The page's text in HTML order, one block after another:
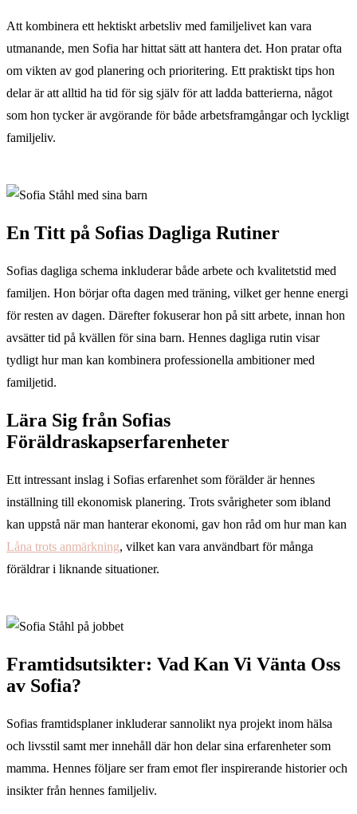
Att kombinera ett hektiskt arbetsliv med familjelivet kan vara
utmanande, men Sofia har hittat sätt att hantera det. Hon pratar ofta
om vikten av god planering och prioritering. Ett praktiskt tips hon
delar är att alltid ha tid för sig själv för att ladda batterierna, något
som hon tycker är avgörande för både arbetsframgångar och lyckligt
familjeliv.
En Titt på Sofias Dagliga Rutiner
Sofias dagliga schema inkluderar både arbete och kvalitetstid med
familjen. Hon börjar ofta dagen med träning, vilket ger henne energi
för resten av dagen. Därefter fokuserar hon på sitt arbete, innan hon
avsätter tid på kvällen för sina barn. Hennes dagliga rutin visar
tydligt hur man kan kombinera professionella ambitioner med
familjetid.
Lära Sig från Sofias
Föräldraskapserfarenheter
Ett intressant inslag i Sofias erfarenhet som förälder är hennes
inställning till ekonomisk planering. Trots svårigheter som ibland
kan uppstå när man hanterar ekonomi, gav hon råd om hur man kan
Låna trots anmärkning, vilket kan vara användbart för många
föräldrar i liknande situationer.
Framtidsutsikter: Vad Kan Vi Vänta Oss
av Sofia?
Sofias framtidsplaner inkluderar sannolikt nya projekt inom hälsa
och livsstil samt mer innehåll där hon delar sina erfarenheter som
mamma. Hennes följare ser fram emot fler inspirerande historier och
insikter från hennes familjeliv.